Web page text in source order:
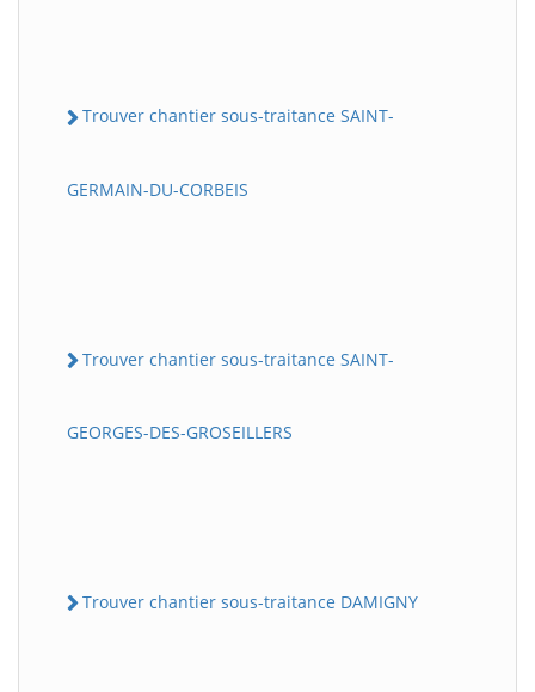
Trouver chantier sous-traitance SAINT-
GERMAIN-DU-CORBEIS
Trouver chantier sous-traitance SAINT-
GEORGES-DES-GROSEILLERS
Trouver chantier sous-traitance DAMIGNY